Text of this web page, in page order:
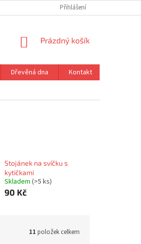
Přihlášení
NÁKUPNÍ
Prázdný košík
Dřevěná dna
Kontakt
Stojánek na svíčku s
kytičkami
Skladem (>5 ks)
90 Kč
11 položek celkem